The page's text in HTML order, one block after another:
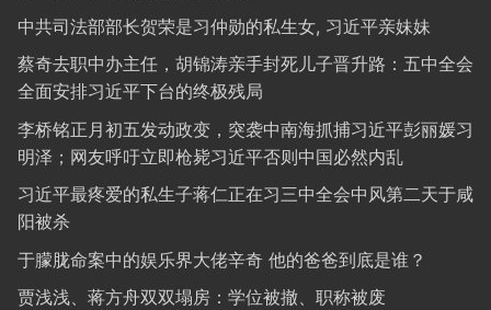
中共司法部部长贺荣是习仲勋的私生女, 习近平亲妹妹
蔡奇去职中办主任，胡锦涛亲手封死儿子晋升路：五中全会
全面安排习近平下台的终极残局
李桥铭正月初五发动政变，突袭中南海抓捕习近平彭丽媛习
明泽；网友呼吁立即枪毙习近平否则中国必然内乱
习近平最疼爱的私生子蒋仁正在习三中全会中风第二天于咸
阳被杀
于朦胧命案中的娱乐界大佬辛奇 他的爸爸到底是谁？
贾浅浅、蒋方舟双双塌房：学位被撤、职称被废